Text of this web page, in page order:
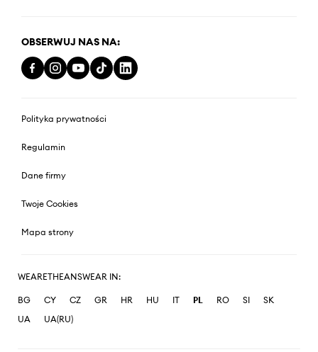
OBSERWUJ NAS NA:
Polityka prywatności
Regulamin
Dane firmy
Twoje Cookies
Mapa strony
WEARETHEANSWEAR IN:
BG CY CZ GR HR HU IT PL RO SI
SK
UA
UA(RU)